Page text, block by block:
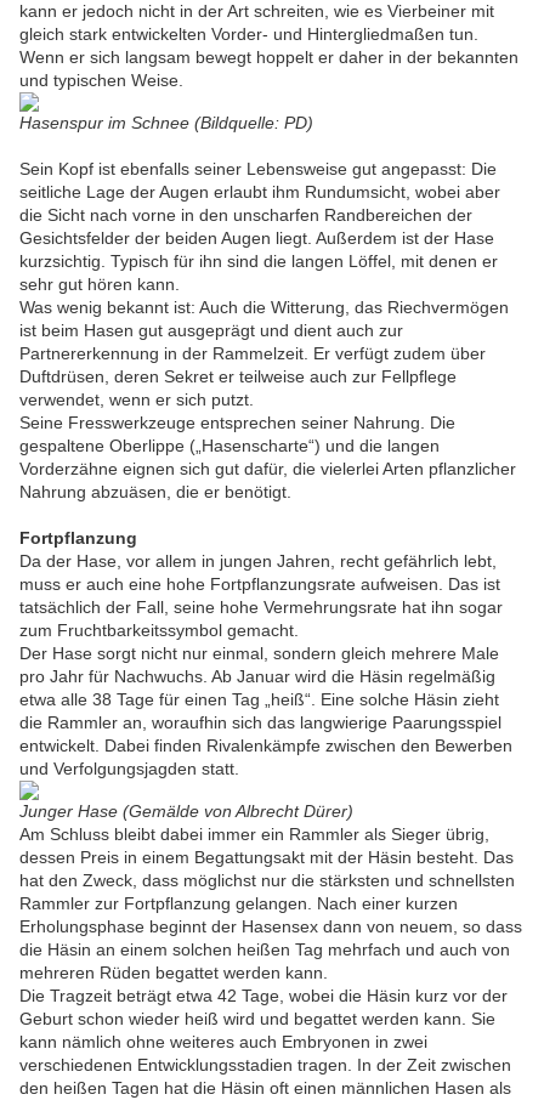
kann er jedoch nicht in der Art schreiten, wie es Vierbeiner mit
gleich stark entwickelten Vorder- und Hintergliedmaßen tun.
Wenn er sich langsam bewegt hoppelt er daher in der bekannten
und typischen Weise.
Hasenspur im Schnee (Bildquelle: PD)
Sein Kopf ist ebenfalls seiner Lebensweise gut angepasst: Die
seitliche Lage der Augen erlaubt ihm Rundumsicht, wobei aber
die Sicht nach vorne in den unscharfen Randbereichen der
Gesichtsfelder der beiden Augen liegt. Außerdem ist der Hase
kurzsichtig. Typisch für ihn sind die langen Löffel, mit denen er
sehr gut hören kann.
Was wenig bekannt ist: Auch die Witterung, das Riechvermögen
ist beim Hasen gut ausgeprägt und dient auch zur
Partnererkennung in der Rammelzeit. Er verfügt zudem über
Duftdrüsen, deren Sekret er teilweise auch zur Fellpflege
verwendet, wenn er sich putzt.
Seine Fresswerkzeuge entsprechen seiner Nahrung. Die
gespaltene Oberlippe („Hasenscharte“) und die langen
Vorderzähne eignen sich gut dafür, die vielerlei Arten pflanzlicher
Nahrung abzuäsen, die er benötigt.
Fortpflanzung
Da der Hase, vor allem in jungen Jahren, recht gefährlich lebt,
muss er auch eine hohe Fortpflanzungsrate aufweisen. Das ist
tatsächlich der Fall, seine hohe Vermehrungsrate hat ihn sogar
zum Fruchtbarkeitssymbol gemacht.
Der Hase sorgt nicht nur einmal, sondern gleich mehrere Male
pro Jahr für Nachwuchs. Ab Januar wird die Häsin regelmäßig
etwa alle 38 Tage für einen Tag „heiß“. Eine solche Häsin zieht
die Rammler an, woraufhin sich das langwierige Paarungsspiel
entwickelt. Dabei finden Rivalenkämpfe zwischen den Bewerben
und Verfolgungsjagden statt.
Junger Hase (Gemälde von Albrecht Dürer)
Am Schluss bleibt dabei immer ein Rammler als Sieger übrig,
dessen Preis in einem Begattungsakt mit der Häsin besteht. Das
hat den Zweck, dass möglichst nur die stärksten und schnellsten
Rammler zur Fortpflanzung gelangen. Nach einer kurzen
Erholungsphase beginnt der Hasensex dann von neuem, so dass
die Häsin an einem solchen heißen Tag mehrfach und auch von
mehreren Rüden begattet werden kann.
Die Tragzeit beträgt etwa 42 Tage, wobei die Häsin kurz vor der
Geburt schon wieder heiß wird und begattet werden kann. Sie
kann nämlich ohne weiteres auch Embryonen in zwei
verschiedenen Entwicklungsstadien tragen. In der Zeit zwischen
den heißen Tagen hat die Häsin oft einen männlichen Hasen als